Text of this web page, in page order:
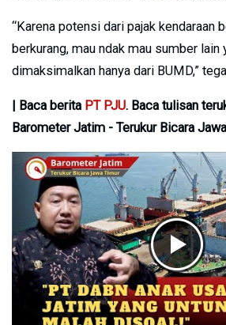
“Karena potensi dari pajak kendaraan
berkurang, mau ndak mau sumber lain
dimaksimalkan hanya dari BUMD,”
| Baca berita PT PJU. Baca tulisan
Barometer Jatim - Terukur Bicara